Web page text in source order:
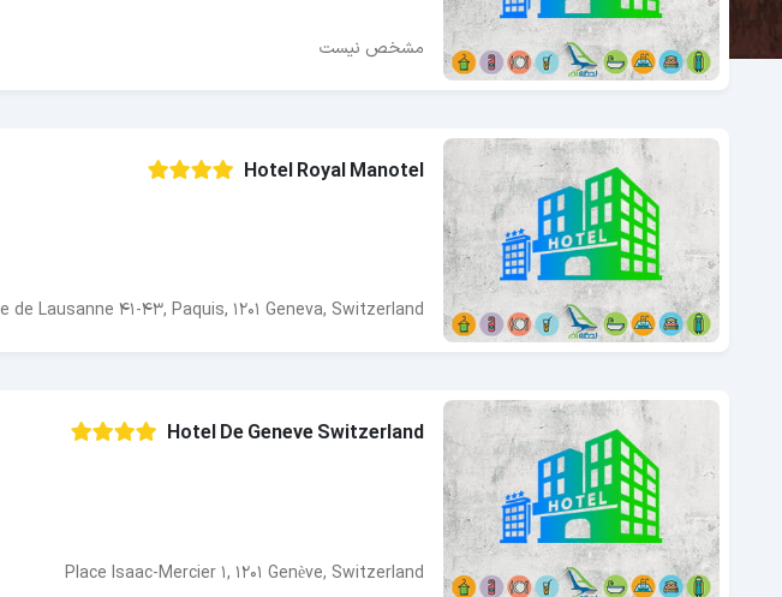
مشخص نیست
Hotel Royal Manotel
de Lausanne 41-43, Paquis, 1201 Geneva, Switzerland
Hotel De Geneve Switzerland
Place Isaac-Mercier 1, 1201 Genève, Switzerland